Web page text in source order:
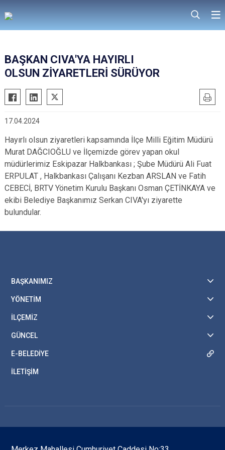
BAŞKAN CIVA'YA HAYIRLI
OLSUN ZİYARETLERİ SÜRÜYOR
17.04.2024
Hayırlı olsun ziyaretleri kapsamında İlçe Milli Eğitim Müdürü
Murat DAĞCIOĞLU ve İlçemizde görev yapan okul
müdürlerimiz Eskipazar Halkbankası ; Şube Müdürü Ali Fuat
ERPULAT , Halkbankası Çalışanı Kezban ARSLAN ve Fatih
CEBECİ, BRTV Yönetim Kurulu Başkanı Osman ÇETİNKAYA ve
ekibi Belediye Başkanımız Serkan CIVA'yı ziyarette
bulundular.
BAŞKANIMIZ
YÖNETİM
İLÇEMİZ
GÜNCEL
E-BELEDİYE
İLETİŞİM